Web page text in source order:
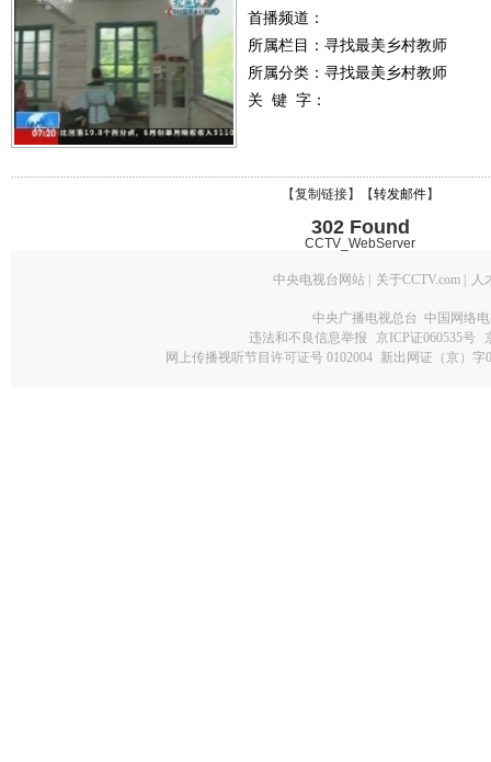
首播频道：
所属栏目： 寻找最美乡村教师
所属分类：寻找最美乡村教师
关 键 字：
【复制链接】【转发邮件】
302 Found
CCTV_WebServer
中央电视台网站 关于CCTV.com 人
中央广播电视总台 中国网络
违法和不良信息举报
京ICP证060535号
网上传播视听节目许可证号 0102004 新出网证（京）